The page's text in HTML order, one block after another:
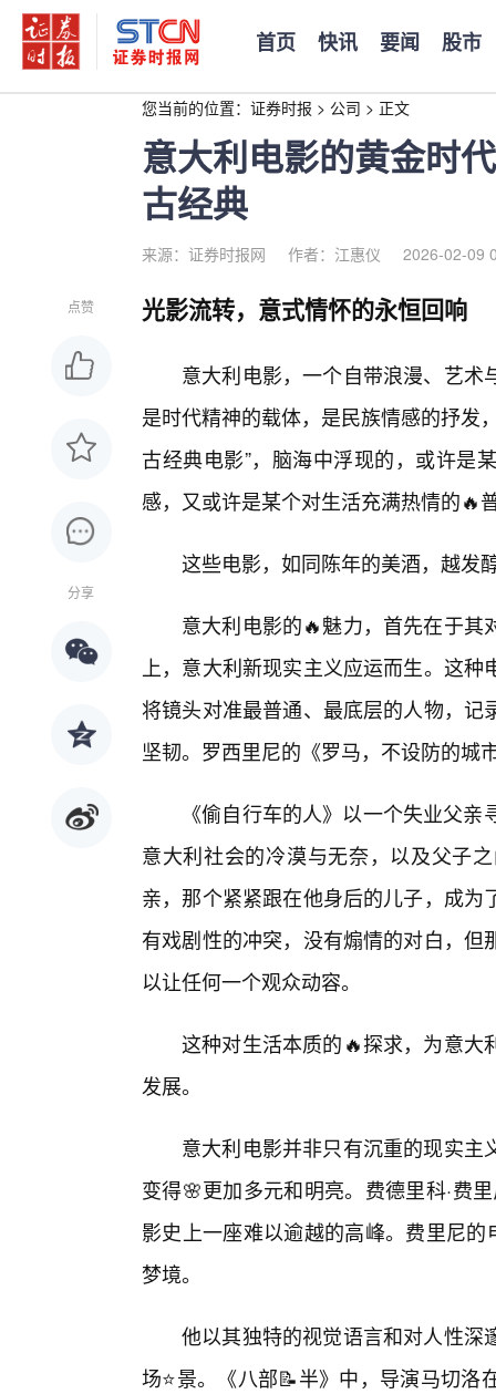
首页 快讯 要闻 股市
您当前的位置： 证券时报 > 公司 > 正文
意大利电影的黄金时
古经典
来源：证券时报网 作者：江惠仪 2026-02-09
点赞
分享
光影流转，意式情怀的永恒回响
意大利电影，一个自带浪漫、艺
是时代精神的载体，是民族情感的抒发
古经典电影”，脑海中浮现的，或许是
感，又或许是某个对生活充满热情的🔥
这些电影，如同陈年的美酒，越发
意大利电影的🔥魅力，首先在于
上，意大利新现实主义应运而生。这
将镜头对准最普通、最底层的人物，
坚韧。罗西里尼的《罗马，不设防的城
《偷自行车的人》以一个失业父
意大利社会的冷漠与无奈，以及父子
亲，那个紧紧跟在他身后的儿子，成
有戏剧性的冲突，没有煽情的对白，
以让任何一个观众动容。
这种对生活本质的🔥探求，为意大
发展。
意大利电影并非只有沉重的现实
变得🌸更加多元和明亮。费德里科·费
影史上一座难以逾越的高峰。费里尼
梦境。
他以其独特的视觉语言和对人性深
场⭐景。《八部📝半》中，导演马切